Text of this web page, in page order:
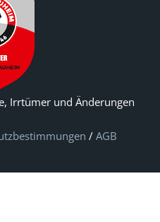
Irrtümer und Änderungen
/ AGB